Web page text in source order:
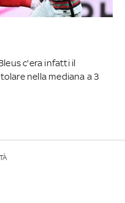
c'era infatti il
nella mediana a 3